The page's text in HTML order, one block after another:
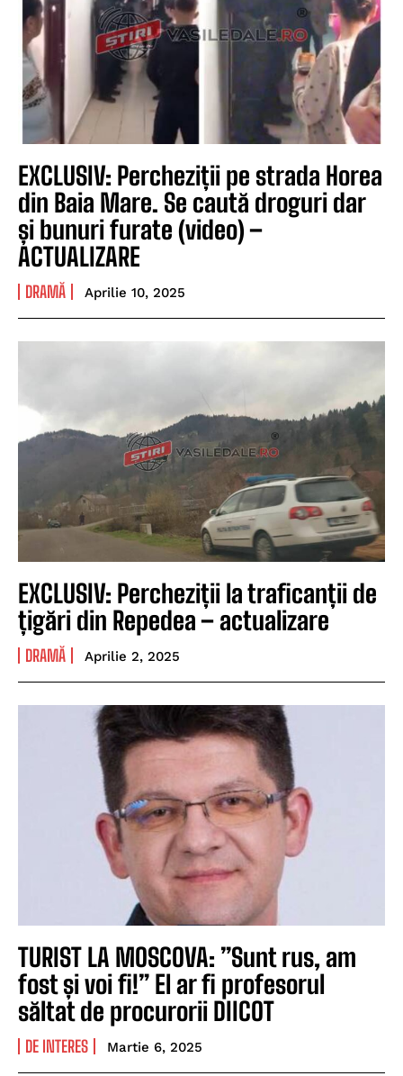
EXCLUSIV: Percheziții pe strada Horea
din Baia Mare. Se caută droguri dar
și bunuri furate (video) –
ACTUALIZARE
DRAMĂ Aprilie 10, 2025
EXCLUSIV: Percheziții la traficanții de
țigări din Repedea – actualizare
DRAMĂ Aprilie 2, 2025
TURIST LA MOSCOVA: ”Sunt rus, am
fost și voi fi!” El ar fi profesorul
săltat de procurorii DIICOT
DE INTERES Martie 6, 2025